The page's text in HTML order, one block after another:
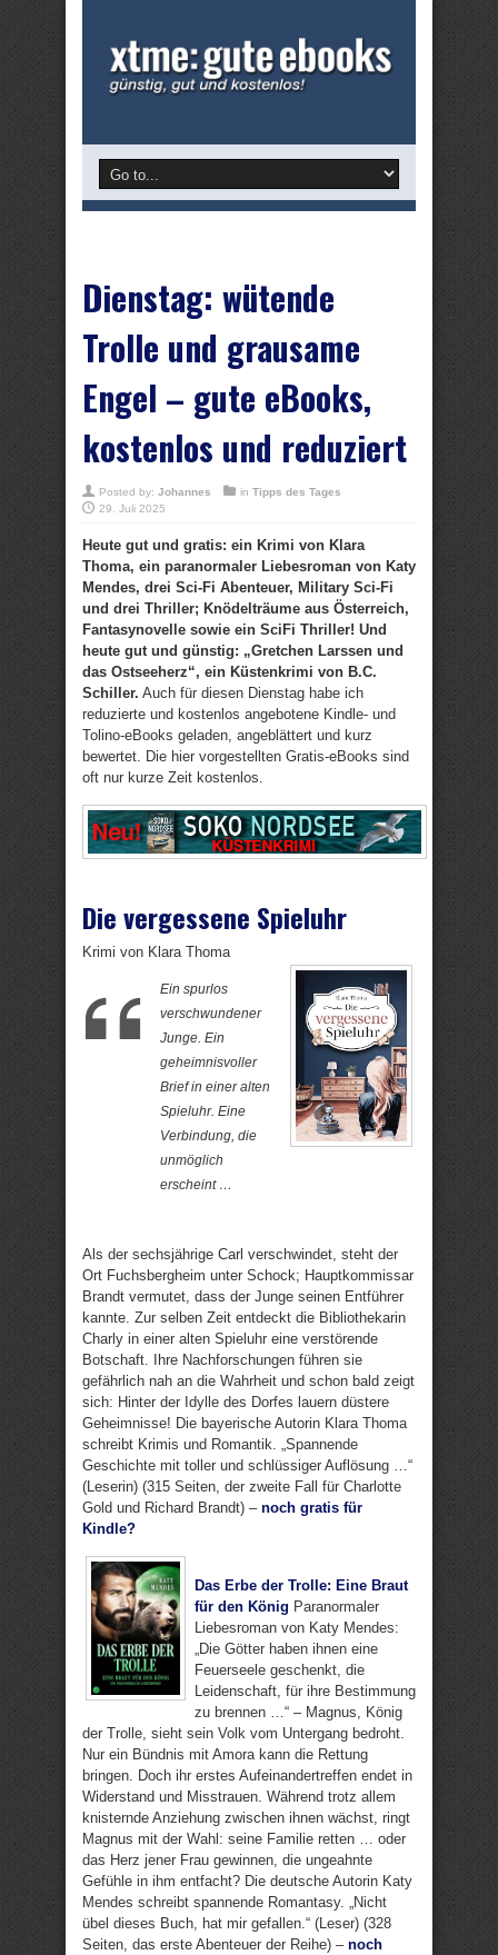
Dienstag: wütende
Trolle und grausame
Engel – gute eBooks,
kostenlos und reduziert
Posted by: Johannes in Tipps des Tages
29. Juli 2025
Heute gut und gratis: ein Krimi von Klara
Thoma, ein paranormaler Liebesroman von Katy
Mendes, drei Sci-Fi Abenteuer, Military Sci-Fi
und drei Thriller; Knödelträume aus Österreich,
Fantasynovelle sowie ein SciFi Thriller! Und
heute gut und günstig: „Gretchen Larssen und
das Ostseeherz“, ein Küstenkrimi von B.C.
Schiller. Auch für diesen Dienstag habe ich
reduzierte und kostenlos angebotene Kindle- und
Tolino-eBooks geladen, angeblättert und kurz
bewertet. Die hier vorgestellten Gratis-eBooks sind
oft nur kurze Zeit kostenlos.
Die vergessene Spieluhr
Krimi von Klara Thoma
Ein spurlos
verschwundener
Junge. Ein
geheimnisvoller
Brief in einer alten
Spieluhr. Eine
Verbindung, die
unmöglich
erscheint …
Als der sechsjährige Carl verschwindet, steht der
Ort Fuchsbergheim unter Schock; Hauptkommissar
Brandt vermutet, dass der Junge seinen Entführer
kannte. Zur selben Zeit entdeckt die Bibliothekarin
Charly in einer alten Spieluhr eine verstörende
Botschaft. Ihre Nachforschungen führen sie
gefährlich nah an die Wahrheit und schon bald zeigt
sich: Hinter der Idylle des Dorfes lauern düstere
Geheimnisse! Die bayerische Autorin Klara Thoma
schreibt Krimis und Romantik. „Spannende
Geschichte mit toller und schlüssiger Auflösung …“
(Leserin) (315 Seiten, der zweite Fall für Charlotte
Gold und Richard Brandt) – noch gratis für
Kindle?
Das Erbe der Trolle: Eine Braut
für den König Paranormaler
Liebesroman von Katy Mendes:
„Die Götter haben ihnen eine
Feuerseele geschenkt, die
Leidenschaft, für ihre Bestimmung
zu brennen …“ – Magnus, König
der Trolle, sieht sein Volk vom Untergang bedroht.
Nur ein Bündnis mit Amora kann die Rettung
bringen. Doch ihr erstes Aufeinandertreffen endet in
Widerstand und Misstrauen. Während trotz allem
knisternde Anziehung zwischen ihnen wächst, ringt
Magnus mit der Wahl: seine Familie retten … oder
das Herz jener Frau gewinnen, die ungeahnte
Gefühle in ihm entfacht? Die deutsche Autorin Katy
Mendes schreibt spannende Romantasy. „Nicht
übel dieses Buch, hat mir gefallen.“ (Leser) (328
Seiten, das erste Abenteuer der Reihe) – noch